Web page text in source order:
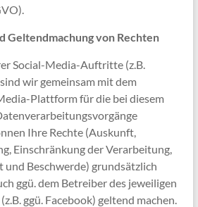
von Rechten
Social-Media-Auftritte (z.B.
wir gemeinsam mit dem
Plattform für die bei diesem
Ihre Rechte (Auskunft,
Einschränkung der Verarbeitung,
Beschwerde) grundsätzlich
ggü. dem Betreiber des jeweiligen
ggü. Facebook) geltend machen.